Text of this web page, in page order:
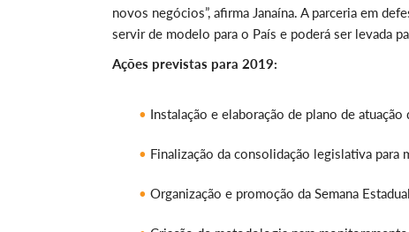
novos negócios”, afirma Janaína. A parceria em
servir de modelo para o País e poderá ser levada
Ações previstas para 2019:
Instalação e elaboração de plano de
Finalização da consolidação legislativa para
Organização e promoção da Semana